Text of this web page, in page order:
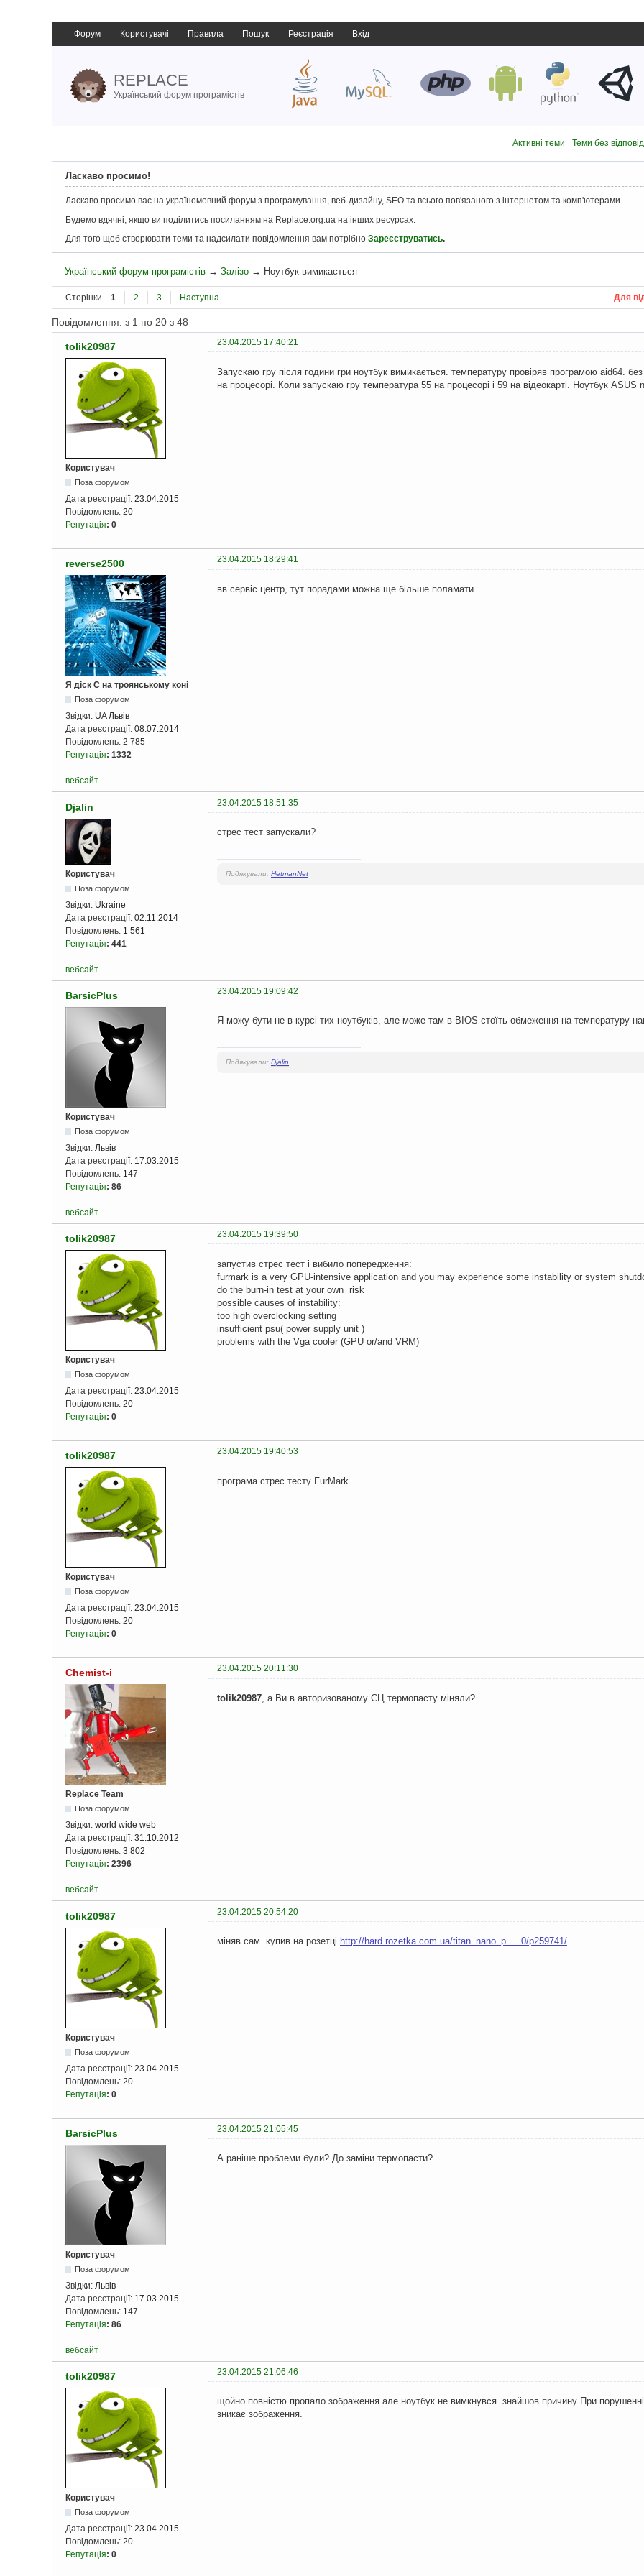
Форум Користувачі Правила Пошук Реєстрація Вхід
REPLACE
Український форум програмістів
Активні теми Теми без
Ласкаво просимо!
Ласкаво просимо вас на україномовний форум з програмування, веб-дизайну, SEO та всього пов'язаного з інтернетом та комп'ютерами.
Будемо вдячні, якщо ви поділитись посиланням на Replace.org.ua на інших ресурсах.
Для того щоб створювати теми та надсилати повідомлення вам потрібно Зареєструватись.
Український форум програмістів →Залізо → Ноутбук вимикається
Сторінки 1 2 3 Наступна Для
Повідомлення: з 1 по 20 з 48
tolik20987 23.04.2015 17:40:21
Користувач
Поза форумом
Дата реєстрації: 23.04.2015
Повідомлень: 20
Репутація: 0
Запускаю гру після години гри ноутбук вимикається. температуру провіряв програмою aid64. без
на процесорі. Коли запускаю гру температура 55 на процесорі і 59 на відеокарті. Ноутбук
reverse2500 23.04.2015 18:29:41
Я діск С на троянському коні
Поза форумом
Звідки: UA Львів
Дата реєстрації: 08.07.2014
Повідомлень: 2 785
Репутація: 1332
вв сервіс центр, тут порадами можна ще більше поламати
вебсайт
Djalin 23.04.2015 18:51:35
Користувач
Поза форумом
Звідки: Ukraine
Дата реєстрації: 02.11.2014
Повідомлень: 1 561
Репутація: 441
стрес тест запускали?
Подякували: HetmanNet
вебсайт
BarsicPlus 23.04.2015 19:09:42
Користувач
Поза форумом
Звідки: Львів
Дата реєстрації: 17.03.2015
Повідомлень: 147
Репутація: 86
Я можу бути не в курсі тих ноутбуків, але може там в BIOS стоїть обмеження на температуру
Подякували: Djalin
вебсайт
tolik20987 23.04.2015 19:39:50
Користувач
Поза форумом
Дата реєстрації: 23.04.2015
Повідомлень: 20
Репутація: 0
запустив стрес тест і вибило попередження:
furmark is a very GPU-intensive application and you may experience some instability or system
do the burn-in test at your own risk
possible causes of instability:
too high overclocking setting
insufficient psu( power supply unit )
problems with the Vga cooler (GPU or/and VRM)
tolik20987 23.04.2015 19:40:53
Користувач
Поза форумом
Дата реєстрації: 23.04.2015
Повідомлень: 20
Репутація: 0
програма стрес тесту FurMark
Chemist-i 23.04.2015 20:11:30
Replace Team
Поза форумом
Звідки: world wide web
Дата реєстрації: 31.10.2012
Повідомлень: 3 802
Репутація: 2396
tolik20987 , а Ви в авторизованому СЦ термопасту міняли?
вебсайт
tolik20987 23.04.2015 20:54:20
Користувач
Поза форумом
Дата реєстрації: 23.04.2015
Повідомлень: 20
Репутація: 0
міняв сам. купив на розетці http://hard.rozetka.com.ua/titan_nano_p … 0/p259741/
BarsicPlus 23.04.2015 21:05:45
Користувач
Поза форумом
Звідки: Львів
Дата реєстрації: 17.03.2015
Повідомлень: 147
Репутація: 86
А раніше проблеми були? До заміни термопасти?
вебсайт
tolik20987 23.04.2015 21:06:46
Користувач
Поза форумом
Дата реєстрації: 23.04.2015
Повідомлень: 20
Репутація: 0
щойно повністю пропало зображення але ноутбук не вимкнувся. знайшов причину При
зникає зображення.